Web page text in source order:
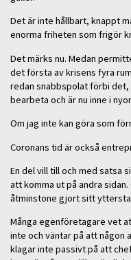
Det är inte hållbart, knappt
enorma friheten som frigör
Det märks nu. Medan
det första av krisens fyra
redan snabbspolat förbi
bearbeta och är nu inne i
Om jag inte kan göra som
Coronans tid är också
En del vill till och med satsa
att komma ut på andra
åtminstone gjort sitt
Många egenföretagare vet
inte och väntar på att någon
klagar inte passivt på att